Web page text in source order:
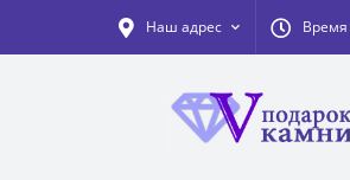
Наш адрес